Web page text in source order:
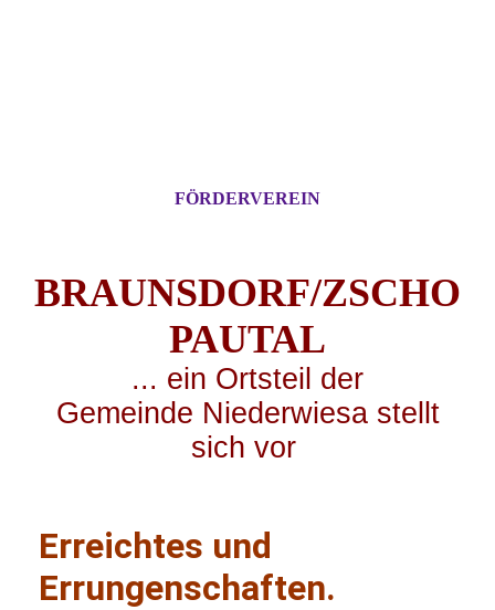
FÖRDERVEREIN
BRAUNSDORF/ZSCHO
PAUTAL
... ein Ortsteil der
Gemeinde Niederwiesa stellt
sich vor
Erreichtes und
Errungenschaften.